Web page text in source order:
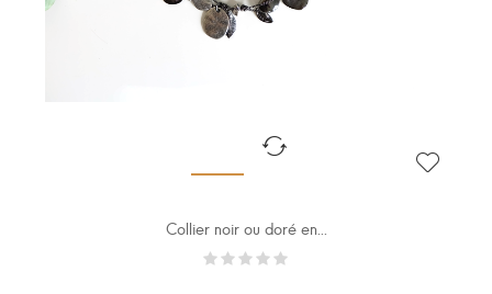
Collier noir ou doré en...